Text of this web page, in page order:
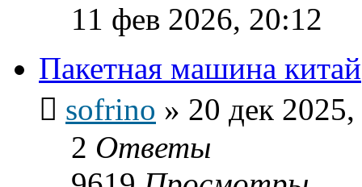
11 фев 2026, 20:12
Пакетная машина китай
sofrino » 20 дек
2 Ответы